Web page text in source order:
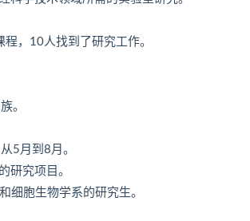
，10人找到了研究工作。
。
5月到8月。
研究项目。
细胞生物学系的研究生。